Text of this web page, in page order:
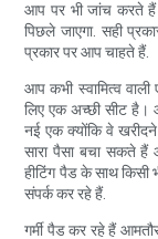
आप पर भी जांच करते
पिछले जाएगा. सही
प्रकार पर आप चाहते हैं.
आप कभी स्वामित्व
लिए एक अच्छी सीट है।
नई एक क्योंकि वे
सारा पैसा बचा सकते
हीटिंग पैड के साथ किसी
संपर्क कर रहे हैं.
गर्मी पैड कर रहे हैं